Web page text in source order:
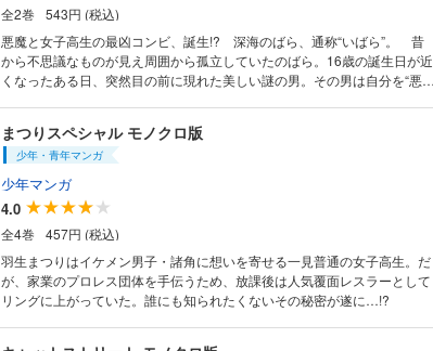
全2巻
543円 (税込)
悪魔と女子高生の最凶コンビ、誕生!? 深海のばら、通称“いばら”。 昔
から不思議なものが見え周囲から孤立していたのばら。16歳の誕生日が近
くなったある日、突然目の前に現れた美しい謎の男。その男は自分を“悪
まつりスペシャル モノクロ版
少年・青年マンガ
少年マンガ
4.0
全4巻
457円 (税込)
羽生まつりはイケメン男子・諸角に想いを寄せる一見普通の女子高生。だ
が、家業のプロレス団体を手伝うため、放課後は人気覆面レスラーとして
リングに上がっていた。誰にも知られたくないその秘密が遂に…!?